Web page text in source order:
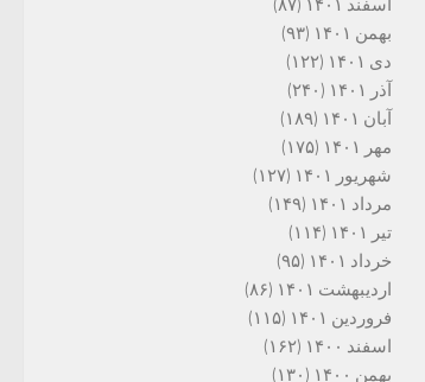
اسفند ۱۴۰۱
(۸۷)
بهمن ۱۴۰۱
(۹۳)
دی ۱۴۰۱
(۱۲۲)
آذر ۱۴۰۱
(۲۴۰)
آبان ۱۴۰۱
(۱۸۹)
مهر ۱۴۰۱
(۱۷۵)
شهریور ۱۴۰۱
(۱۲۷)
مرداد ۱۴۰۱
(۱۴۹)
تیر ۱۴۰۱
(۱۱۴)
خرداد ۱۴۰۱
(۹۵)
اردیبهشت ۱۴۰۱
(۸۶)
فروردین ۱۴۰۱
(۱۱۵)
اسفند ۱۴۰۰
(۱۶۲)
بهمن ۱۴۰۰
(۱۳۰)